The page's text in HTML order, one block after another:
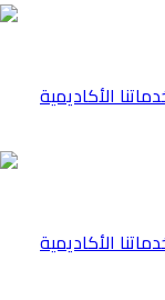
الأكاديمية
الأكاديمية